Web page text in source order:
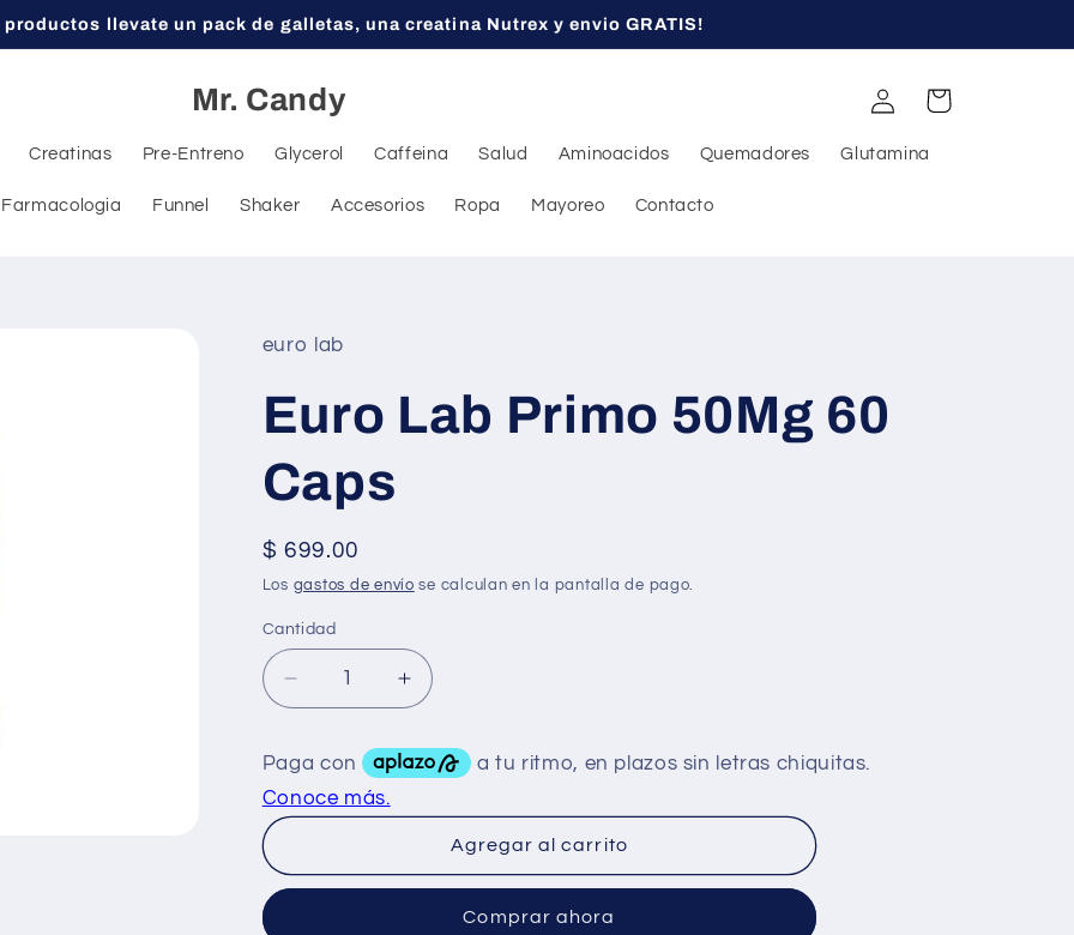
productos llevate un pack de galletas, una creatina Nutrex y envio GRATIS!
Mr. Candy
Creatinas Pre-Entreno Glycerol Caffeina Salud Aminoacidos Quemadores Glutamina
Farmacologia Funnel Shaker Accesorios Ropa Mayoreo Contacto
Iniciar
sesión
Carrito
euro lab
Euro Lab Primo 50Mg 60
Caps
Precio
habitual
$ 699.00
Los gastos de envío se calculan en la pantalla de pago.
Cantidad
Reducir
cantidad
Euro
Lab
Primo
60
Aumentar
cantidad
para
Euro
Primo
50Mg
60
Agregar al carrito
Comprar ahora